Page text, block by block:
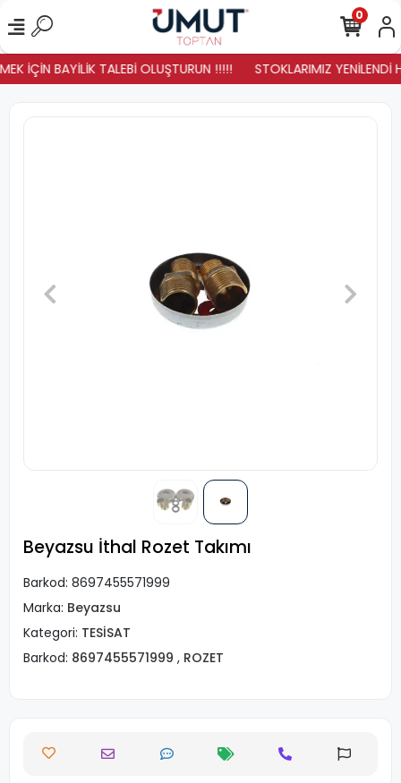
İÇİN BAYİLİK TALEBİ OLUŞTURUN !!!!! STOKLARIMIZ YENİLENDİ
0
Beyazsu İthal Rozet Takımı
Barkod: 8697455571999
Marka: Beyazsu
Kategori: TESİSAT
Barkod: 8697455571999 , ROZET